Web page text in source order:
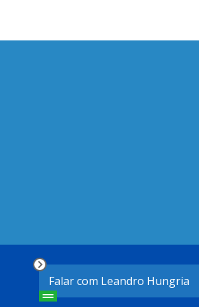
Falar com Leandro Hungria